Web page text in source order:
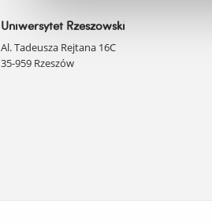
Uniwersytet Rzeszowski
Al. Tadeusza Rejtana 16C
35-959 Rzeszów